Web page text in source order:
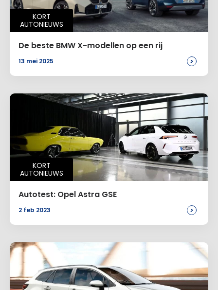
Alternative:
KORT
AUTONIEUWS
De beste BMW X-modellen op een rij
13 mei 2025 >
KORT
AUTONIEUWS
Autotest: Opel Astra GSE
2 feb 2023 >